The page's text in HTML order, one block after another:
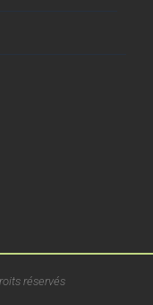
réservés